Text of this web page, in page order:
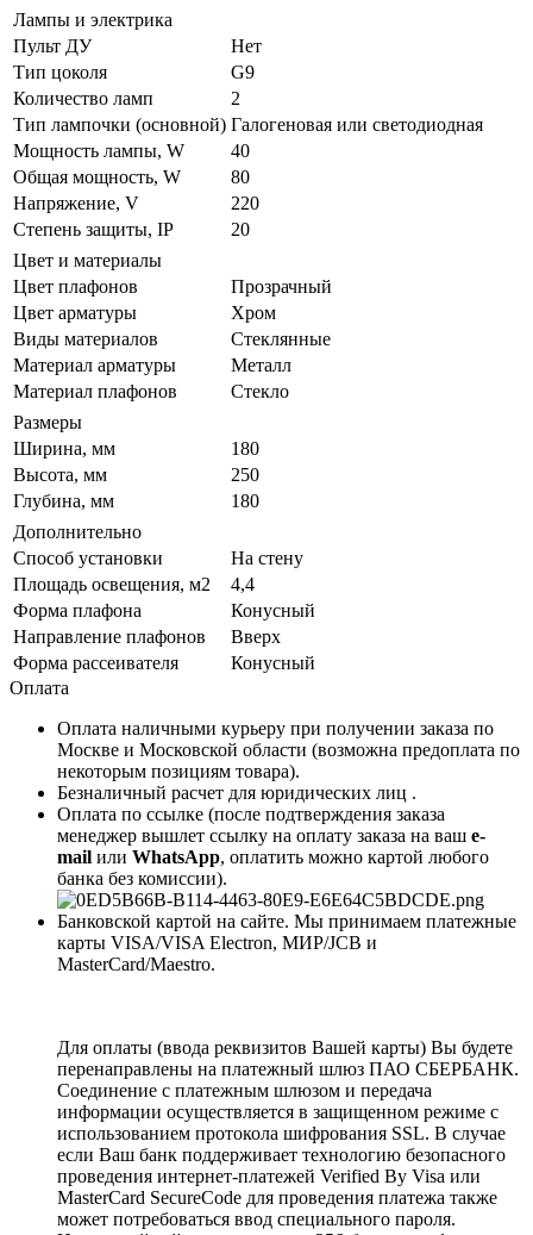
Лампы и электрика
Пульт ДУ
Нет
Тип цоколя
G9
Количество ламп
2
Тип лампочки (основной) Галогеновая или светодиодная
Мощность лампы, W
40
Общая мощность, W
80
Напряжение, V
220
Степень защиты, IP
20
Цвет и материалы
Цвет плафонов
Прозрачный
Цвет арматуры
Хром
Виды материалов
Стеклянные
Материал арматуры
Металл
Материал плафонов
Стекло
Размеры
Ширина, мм
180
Высота, мм
250
Глубина, мм
180
Дополнительно
Способ установки
На стену
Площадь освещения, м2
4,4
Форма плафона
Конусный
Направление плафонов
Вверх
Форма рассеивателя
Конусный
Оплата
Оплата наличными курьеру при получении заказа по
Москве и Московской области (возможна предоплата по
некоторым позициям товара).
Безналичный расчет для юридических лиц .
Оплата по ссылке (после подтверждения заказа
менеджер вышлет ссылку на оплату заказа на ваш e-
mail или WhatsApp, оплатить можно картой любого
банка без комиссии).
Банковской картой на сайте. Мы принимаем платежные
карты VISA/VISA Electron, МИР/JCB и
MasterCard/Maestro.
Для оплаты (ввода реквизитов Вашей карты) Вы будете
перенаправлены на платежный шлюз ПАО СБЕРБАНК.
Соединение с платежным шлюзом и передача
информации осуществляется в защищенном режиме с
использованием протокола шифрования SSL. В случае
если Ваш банк поддерживает технологию безопасного
проведения интернет-платежей Verified By Visa или
MasterCard SecureCode для проведения платежа также
может потребоваться ввод специального пароля.